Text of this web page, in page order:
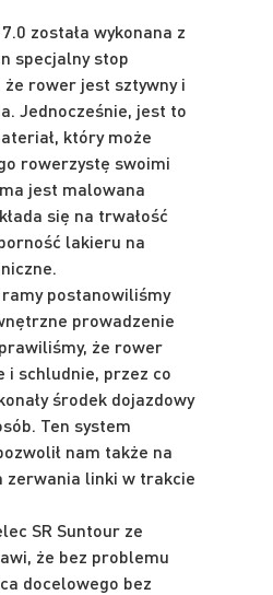
została wykonana z
specjalny stop
rower jest sztywny i
Jednocześnie, jest to
który może
rowerzystę swoimi
jest malowana
się na trwałość
lakieru na
postanowiliśmy
prowadzenie
że rower
i schludnie, przez co
środek dojazdowy
Ten system
nam także na
zerwania linki w trakcie
SR Suntour ze
że bez problemu
docelowego bez